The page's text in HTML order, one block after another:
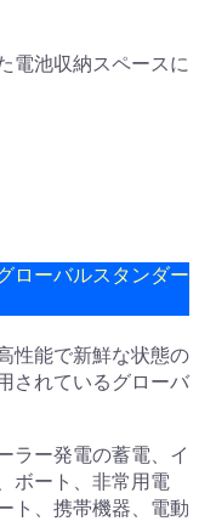
電池収納スペースに
ローバルスタンダー
性能で新鮮な状態の
されているグローバ
ー発電の蓄電、イ
ボート、非常用電
ト、携帯機器、電動